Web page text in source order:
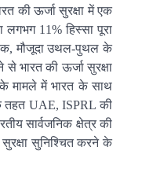
की ऊर्जा सुरक्षा में एक
11% हिस्सा पूरा
मौजूदा उथल-पुथल के
भारत की ऊर्जा सुरक्षा
मामले में भारत के साथ
तहत UAE, ISPRL की
सार्वजनिक क्षेत्र की
सुनिश्चित करने के